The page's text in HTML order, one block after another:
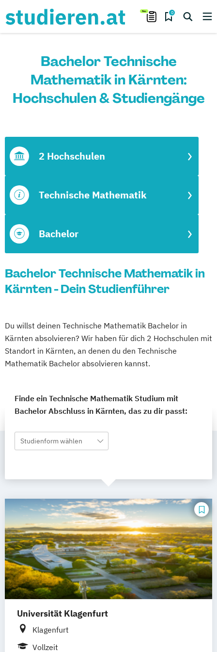
0
Bachelor Technische
Mathematik in Kärnten:
Hochschulen & Studiengänge
Bachelor
Technische Mathematik
2 Hochschulen
Bachelor Technische Mathematik in
Kärnten - Dein Studienführer
Du willst deinen Technische Mathematik Bachelor in
Kärnten absolvieren? Wir haben für dich 2 Hochschulen mit
Standort in Kärnten, an denen du den Technische
Mathematik Bachelor absolvieren kannst.
Finde ein Technische Mathematik Studium mit
Bachelor Abschluss in Kärnten, das zu dir passt:
Studienform wählen
Universität Klagenfurt
Klagenfurt
Vollzeit